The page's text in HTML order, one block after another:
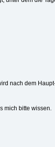
nach dem
mich bitte wissen.